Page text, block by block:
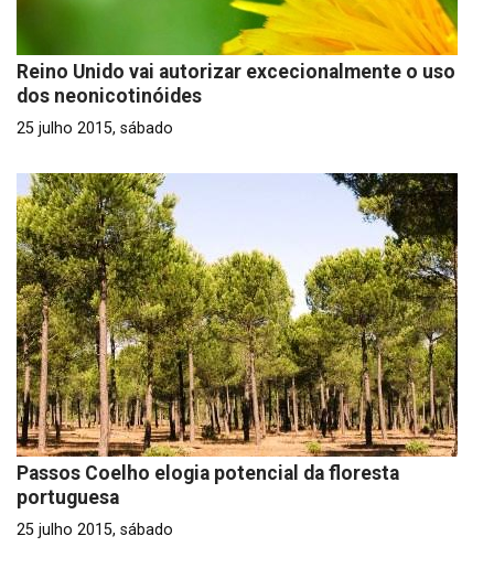
Reino Unido vai autorizar excecionalmente o uso
dos neonicotinóides
25 julho 2015, sábado
Passos Coelho elogia potencial da floresta
portuguesa
25 julho 2015, sábado